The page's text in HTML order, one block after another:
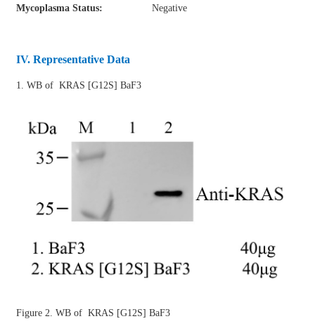
Mycoplasma Status: Negative
IV. Representative Data
1. WB of KRAS [G12S] BaF3
Figure 2. WB of KRAS [G12S] BaF3